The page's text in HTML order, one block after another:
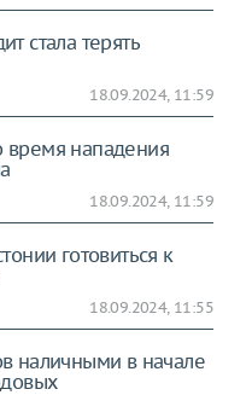
стала терять
18.09.2024, 11:59
нападения
18.09.2024, 11:59
готовиться к
18.09.2024, 11:55
наличными в начале